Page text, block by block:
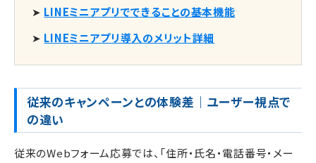
➤ LINEミニアプリでできることの基本機能
➤ LINEミニアプリ導入のメリット詳細
従来のキャンペーンとの体験差｜ユーザー視点で
の違い
従来のWebフォーム応募では、「住所・氏名・電話番号・メー